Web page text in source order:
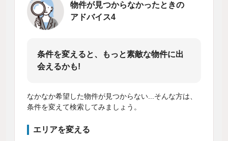
物件が見つからなかったときの
アドバイス4
条件を変えると、もっと素敵な物件に出
会えるかも!
なかなか希望した物件が見つからない...そんな方は、
条件を変えて検索してみましょう。
エリアを変える